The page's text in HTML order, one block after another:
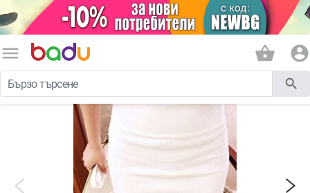
menu shopping_basket account_circle
search